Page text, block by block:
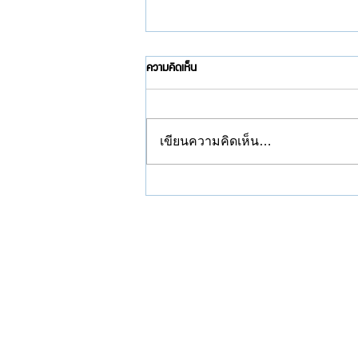
4 วิธีกำจัดหนูในบ้านอย่างได้ผล พร้อม 4
ความคิดเห็น
เขียนความคิดเห็น…